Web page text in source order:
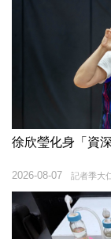
徐欣瑩化身「資
記者季大
2026-08-07